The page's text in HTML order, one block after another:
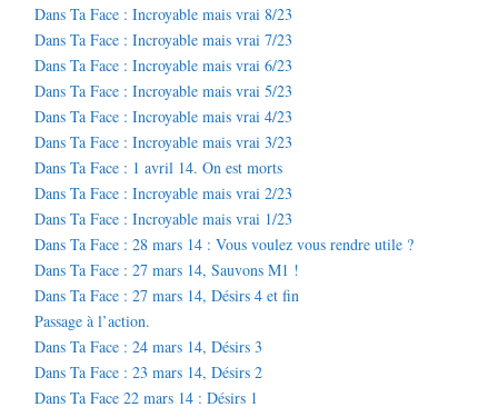
Dans Ta Face : Incroyable mais vrai 8/23
Dans Ta Face : Incroyable mais vrai 7/23
Dans Ta Face : Incroyable mais vrai 6/23
Dans Ta Face : Incroyable mais vrai 5/23
Dans Ta Face : Incroyable mais vrai 4/23
Dans Ta Face : Incroyable mais vrai 3/23
Dans Ta Face : 1 avril 14. On est morts
Dans Ta Face : Incroyable mais vrai 2/23
Dans Ta Face : Incroyable mais vrai 1/23
Dans Ta Face : 28 mars 14 : Vous voulez vous rendre utile ?
Dans Ta Face : 27 mars 14, Sauvons M1 !
Dans Ta Face : 27 mars 14, Désirs 4 et fin
Passage à l’action.
Dans Ta Face : 24 mars 14, Désirs 3
Dans Ta Face : 23 mars 14, Désirs 2
Dans Ta Face 22 mars 14 : Désirs 1